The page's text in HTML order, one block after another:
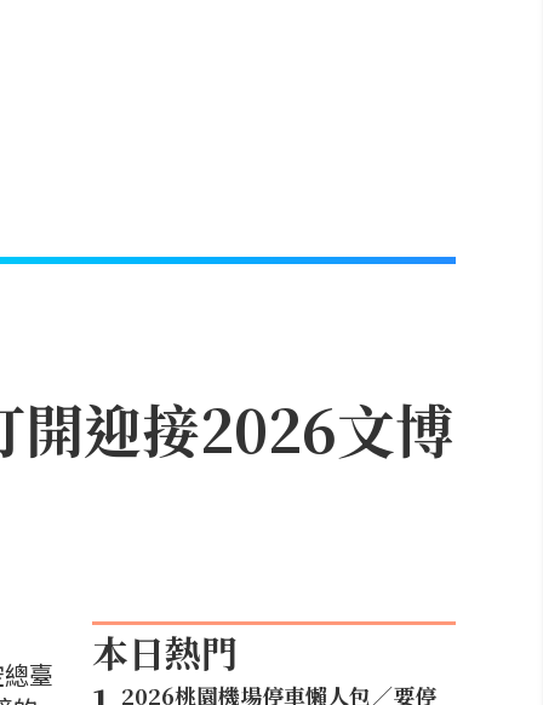
開迎接2026文博
臺
本日熱門
2026桃園機場停車懶人包／要停